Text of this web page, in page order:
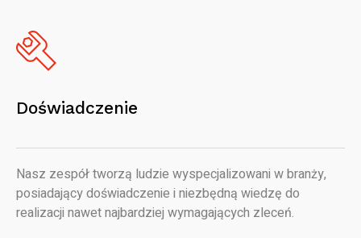
Doświadczenie
Nasz zespół tworzą ludzie wyspecjalizowani w branży,
posiadający doświadczenie i niezbędną wiedzę do
realizacji nawet najbardziej wymagających zleceń.